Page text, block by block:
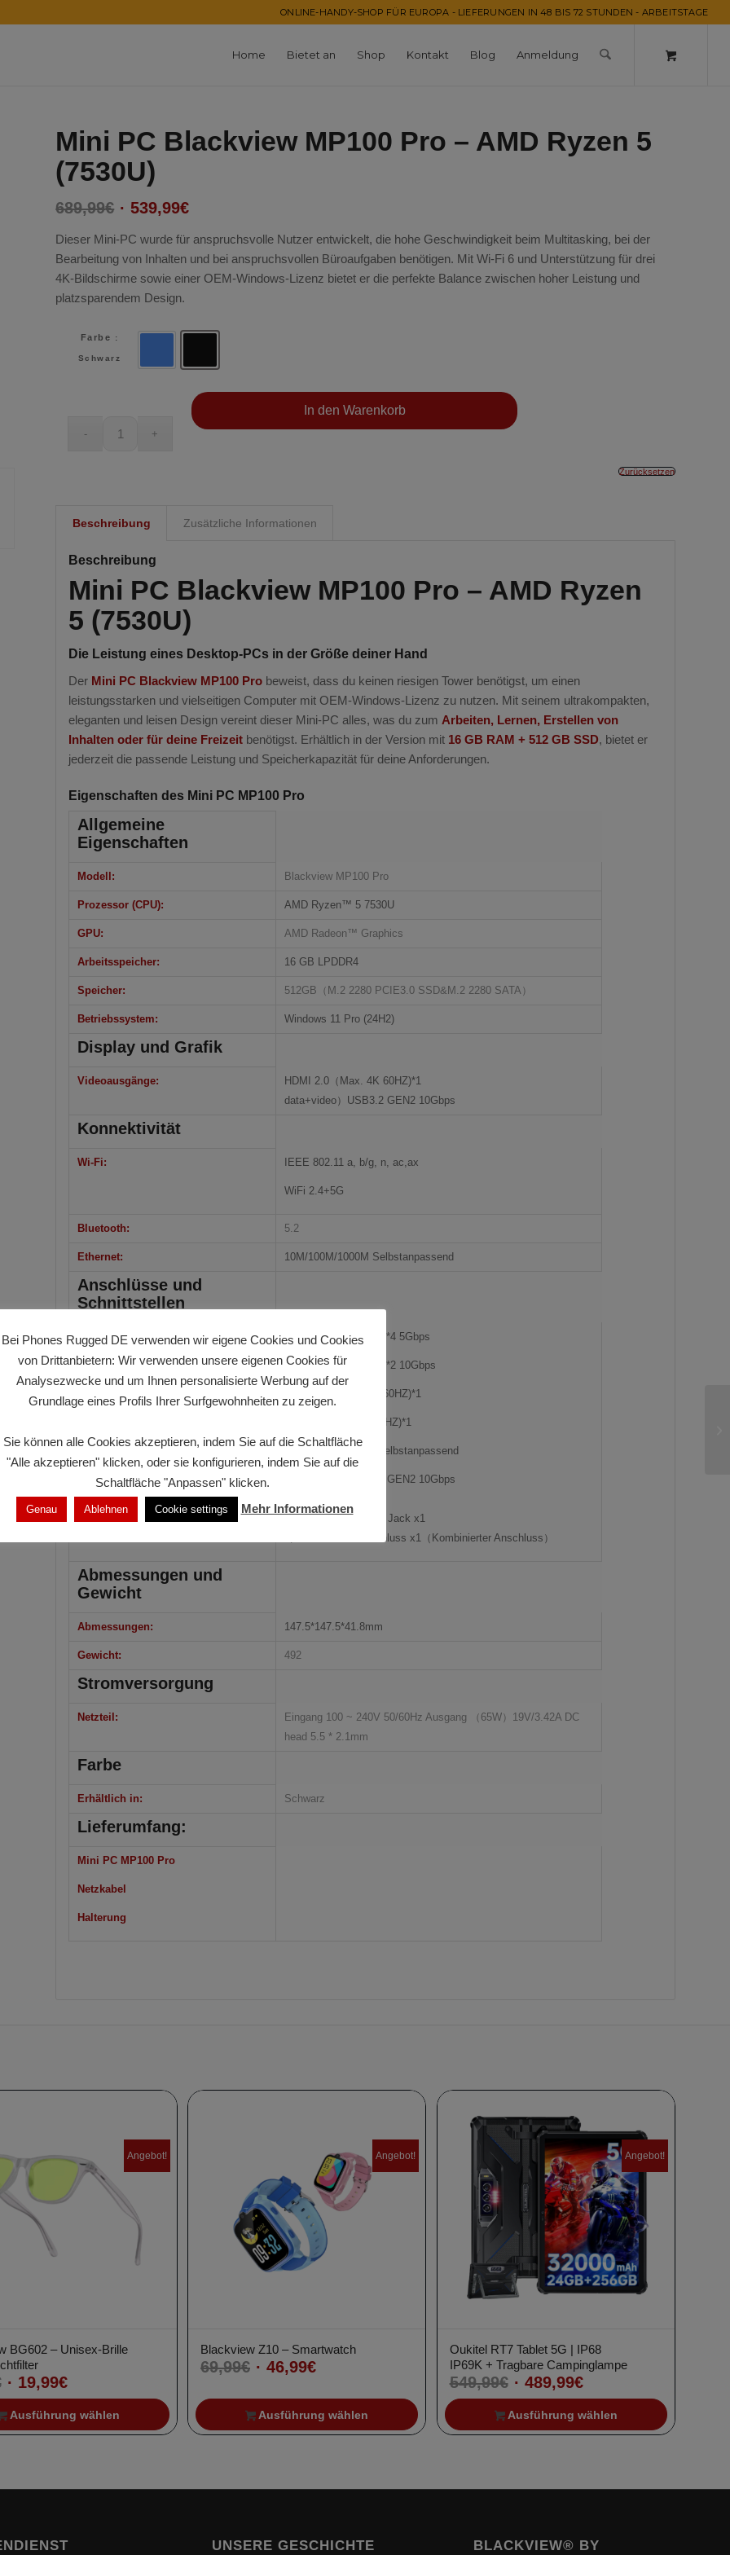
ONLINE-HANDY-SHOP FÜR EUROPA - LIEFERUNGEN IN 48 BIS 72 STUNDEN - ARBEITSTAGE
Home Bietet an Shop Kontakt Blog Anmeldung
Mini PC Blackview MP100 Pro – AMD Ryzen 5
(7530U)
689,99€ Ursprünglicher
war:
689,99€
539,99€Aktueller
ist:
539,99€.
Dieser Mini-PC wurde für anspruchsvolle Nutzer entwickelt, die hohe Geschwindigkeit beim Multitasking, bei der
Bearbeitung von Inhalten und bei anspruchsvollen Büroaufgaben benötigen. Mit Wi-Fi 6 und Unterstützung für drei
4K-Bildschirme sowie einer OEM-Windows-Lizenz bietet er die perfekte Balance zwischen hoher Leistung und
platzsparendem Design.
Farbe :
Schwarz
Zurücksetzen
In den Warenkorb
Beschreibung Zusätzliche Informationen
Beschreibung
Mini PC Blackview MP100 Pro – AMD Ryzen
5 (7530U)
Die Leistung eines Desktop-PCs in der Größe deiner Hand
Der Mini PC Blackview MP100 Pro beweist, dass du keinen riesigen Tower benötigst, um einen
leistungsstarken und vielseitigen Computer mit OEM-Windows-Lizenz zu nutzen. Mit seinem ultrakompakten,
eleganten und leisen Design vereint dieser Mini-PC alles, was du zum Arbeiten, Lernen, Erstellen von
Inhalten oder für deine Freizeit benötigst. Erhältlich in der Version mit 16 GB RAM + 512 GB SSD, bietet er
jederzeit die passende Leistung und Speicherkapazität für deine Anforderungen.
Eigenschaften des Mini PC MP100 Pro
Allgemeine
Eigenschaften
Modell: Blackview MP100 Pro
Prozessor (CPU): AMD Ryzen™ 5 7530U
GPU: AMD Radeon™ Graphics
Arbeitsspeicher: 16 GB LPDDR4
Speicher: 512GB（M.2 2280 PCIE3.0 SSD&M.2 2280 SATA）
Betriebssystem: Windows 11 Pro (24H2)
Display und Grafik
Videoausgänge:
HDMI 2.0（Max. 4K 60HZ)*1
data+video）USB3.2 GEN2 10Gbps
Konnektivität
Wi-Fi: IEEE 802.11 a, b/g, n, ac,ax
WiFi 2.4+5G
Bluetooth: 5.2
Ethernet: 10M/100M/1000M Selbstanpassend
Anschlüsse und
Schnittstellen
I/O: USB3.1 Gen1 Type-A*4 5Gbps
USB3.1 Gen2 Type-A*2 10Gbps
HDMI 2.0（Max. 4K 60HZ)*1
DP1.4（Max. 4K 144HZ)*1
RJ45 1000Mbps *1 Selbstanpassend
data+video）USB3.2 GEN2 10Gbps
DC IN 5.5/2.1mm DC Jack x1
3,5-mm-Klinkenanschluss x1（Kombinierter Anschluss）
Abmessungen und
Gewicht
Abmessungen: 147.5*147.5*41.8mm
Gewicht: 492
Stromversorgung
Netzteil:
Eingang 100 ~ 240V 50/60Hz Ausgang （65W）19V/3.42A DC
head 5.5 * 2.1mm
Farbe
Erhältlich in: Schwarz
Lieferumfang:
Mini PC MP100 Pro
Netzkabel
Halterung
BG602 – Unisex-Brille
Ursprünglicher
Preis
war:
69,34€
19,99€Aktueller
Preis
ist:
19,99€.
Angebot!
Ausführung wählen
Blackview Z10 – Smartwatch
69,99€ Ursprünglicher
war:
69,99€
46,99€Aktueller
ist:
46,99€.
Angebot!
Ausführung wählen
Oukitel RT7 Tablet 5G | IP68
IP69K + Tragbare Campinglampe
549,99€ Ursprünglicher
Preis
war:
549,99€
489,99€Aktueller
Preis
ist:
489,99€.
Angebot!
Ausführung wählen
UNSERE GESCHICHTE
BLACKVIEW® BY
Bei Phones Rugged DE verwenden wir eigene Cookies und Cookies
von Drittanbietern: Wir verwenden unsere eigenen Cookies für
Analysezwecke und um Ihnen personalisierte Werbung auf der
Grundlage eines Profils Ihrer Surfgewohnheiten zu zeigen.
Sie können alle Cookies akzeptieren, indem Sie auf die Schaltfläche
"Alle akzeptieren" klicken, oder sie konfigurieren, indem Sie auf die
Schaltfläche "Anpassen" klicken.
Genau Ablehnen Cookie settings Mehr Informationen